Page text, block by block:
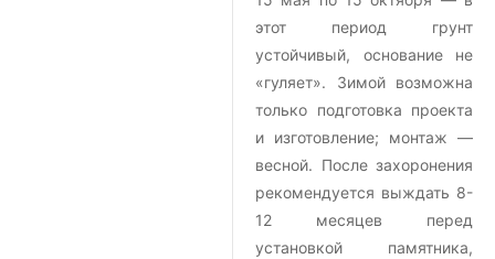
этот период грунт
устойчивый, основание не
«гуляет». Зимой возможна
только подготовка проекта
и изготовление; монтаж —
весной. После захоронения
рекомендуется выждать 8-
12 месяцев перед
установкой памятника,